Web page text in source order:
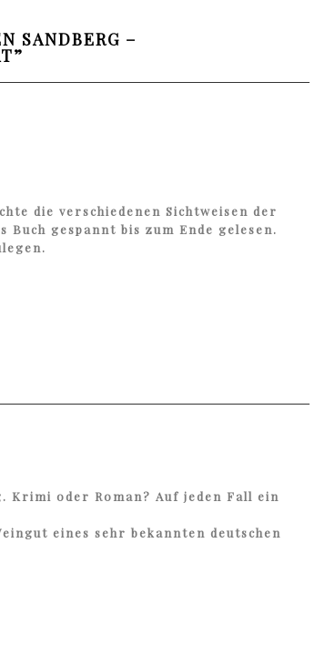
SANDBERG –
”
die verschiedenen Sichtweisen der
gespannt bis zum Ende gelesen.
Krimi oder Roman? Auf jeden Fall ein
eines sehr bekannten deutschen